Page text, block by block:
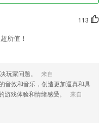
情而定。
答错的题目自动进入“错题集”，
113
所值！
玩家问题。
来自
音效和音乐，创造更加逼真和具
游戏体验和情绪感受。
来自